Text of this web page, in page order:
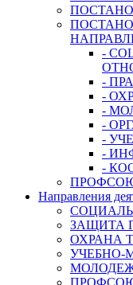
-
-
-
-
-
-
-
-
Направления
ЗАЩИТА
ОХРАНА
УЧЕБНО-